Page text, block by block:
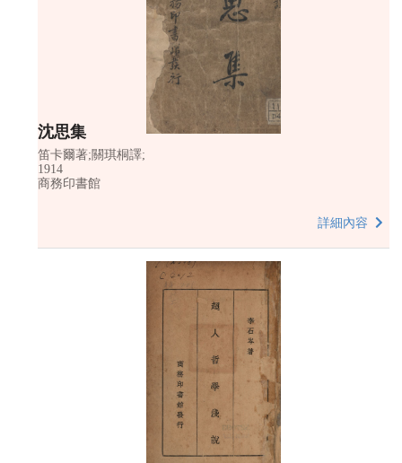
沈思集
笛卡爾著;關琪桐譯;
1914
商務印書館
詳細內容